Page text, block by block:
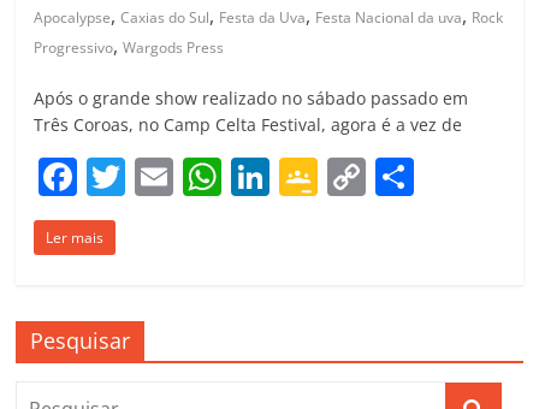
Apocalypse,Caxias do Sul, Festa da Uva, Festa Nacional da uva, Rock
Progressivo,Wargods Press
Após o grande show realizado no sábado passado em
Três Coroas, no Camp Celta Festival, agora é a vez de
F
a
c
b
o
T
w
E
m
W
h
p
Li
n
n
G
o
Cl
C
o
n til
Ler mais
Pesquisar